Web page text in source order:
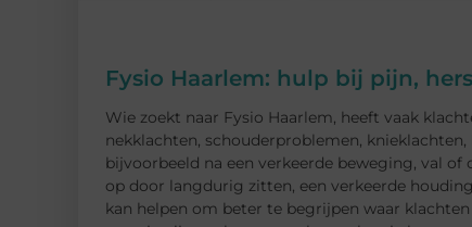
Fysio Haarlem: hulp bij pijn,
Wie zoekt naar Fysio Haarlem, heeft vaak
nekklachten, schouderproblemen,
bijvoorbeeld na een verkeerde beweging, val
op door langdurig zitten, een verkeerde
kan helpen om beter te begrijpen waar